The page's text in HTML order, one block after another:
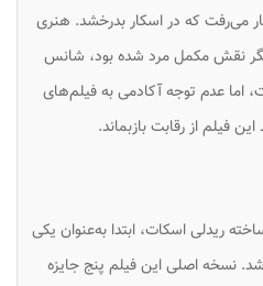
می‌رفت که در اسکار بدرخشد. هنری
نقش مکمل مرد شده بود، شانس
اما عدم توجه آکادمی به فیلم‌های
فیلم از رقابت بازبماند.
ریدلی اسکات، ابتدا به‌عنوان یکی
نسخه اصلی این فیلم پنج جایزه